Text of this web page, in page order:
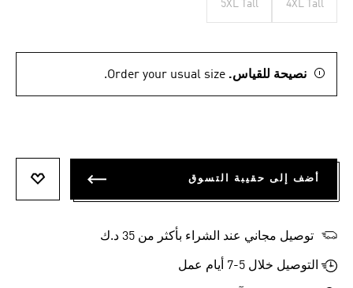
4XL Tall
5XL Tall
نصيحة للقياس. Order your usual size.
أضف إلى حقيبة التسوق
توصيل مجاني عند الشراء بأكثر من 35 د.ك
التوصيل خلال 5-7 أيام عمل